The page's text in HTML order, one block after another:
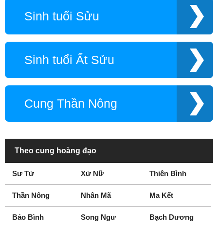
Sinh tuổi Sửu
Sinh tuổi Ất Sửu
Cung Thần Nông
Theo cung hoàng đạo
Sư Tử Xử Nữ Thiên Bình
Thần Nông Nhân Mã Ma Kết
Bảo Bình Song Ngư Bạch Dương